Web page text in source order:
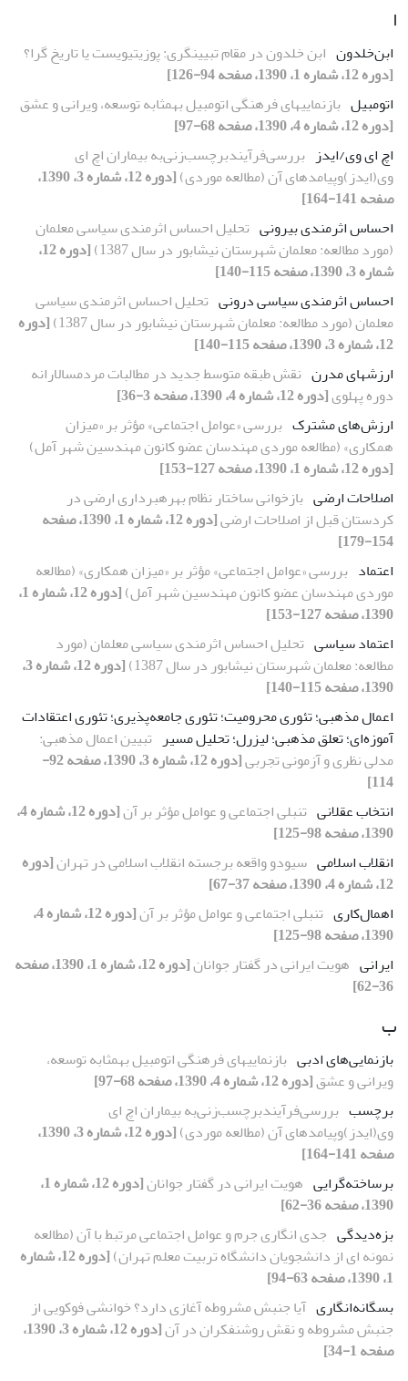
ا
ابن‌خلدون ابن خلدون در مقام تبیینگرى: پوزیتیویست یا تاریخ گرا؟
[دوره 12، شماره 1، 1390، صفحه 94-126]
اتومبیل بازنمایىهاى فرهنگى اتومبیل بهمثابه توسعه، ویرانى و عشق
[دوره 12، شماره 4، 1390، صفحه 68-97]
اچ اى وى/ایدز بررسى‌فرآیندبرچسب‌زنى‌به بیماران اچ اى
وى(ایدز)وپیامدهاى آن (مطالعه موردى)
[دوره 12، شماره 3، 1390،
صفحه 141-164]
احساس اثرمندى بیرونى تحلیل احساس اثرمندى سیاسى معلمان
(مورد مطالعه: معلمان شهرستان نیشابور در سال 1387)
[دوره 12،
شماره 3، 1390، صفحه 115-140]
احساس اثرمندى سیاسى درونى تحلیل احساس اثرمندى سیاسى
معلمان (مورد مطالعه: معلمان شهرستان نیشابور در سال 1387)
[دوره
12، شماره 3، 1390، صفحه 115-140]
ارزشهاى مدرن نقش طبقه متوسط جدید در مطالبات مردمسالارانه
دوره پهلوى[دوره 12، شماره 4، 1390، صفحه 3-36]
ارزش‌هاى مشترک بررسى «عوامل اجتماعى» مؤثر بر «میزان
همکارى» (مطالعه موردى مهندسان عضو کانون مهندسین شهر آمل)
[دوره 12، شماره 1، 1390، صفحه 127-153]
اصلاحات ارضى بازخوانى ساختار نظام بهرهبردارى ارضى در
کردستان قبل از اصلاحات ارضى
[دوره 12، شماره 1، 1390، صفحه
154-179]
اعتماد بررسى «عوامل اجتماعى» مؤثر بر «میزان همکارى» (مطالعه
موردى مهندسان عضو کانون مهندسین شهر آمل)
[دوره 12، شماره 1،
1390، صفحه 127-153]
اعتماد سیاسى تحلیل احساس اثرمندى سیاسى معلمان (مورد
مطالعه: معلمان شهرستان نیشابور در سال 1387)
[دوره 12، شماره 3،
1390، صفحه 115-140]
اعمال مذهبى؛ تئورى محرومیت؛ تئورى جامعه‌پذیرى؛ تئورى اعتقادات
آموزه‌اى؛ تعلق مذهبى؛ لیزرل؛ تحلیل مسیر تبیین اعمال مذهبى:
مدلى نظرى و آزمونى تجربى
[دوره 12، شماره 3، 1390، صفحه 92-
114]
انتخاب عقلانى تنبلى اجتماعى و عوامل مؤثر بر آن
[دوره 12، شماره 4،
1390، صفحه 98-125]
انقلاب اسلامى سىودو واقعه برجسته انقلاب اسلامى در تهران[دوره
12، شماره 4، 1390، صفحه 37-67]
اهمال‌کارى تنبلى اجتماعى و عوامل مؤثر بر آن
[دوره 12، شماره 4،
1390، صفحه 98-125]
ایرانى هویت ایرانى در گفتار جوانان
[دوره 12، شماره 1، 1390، صفحه
36-62]
ب
بازنمایى‌هاى ادبى بازنمایىهاى فرهنگى اتومبیل بهمثابه توسعه،
ویرانى و عشق[دوره 12، شماره 4، 1390، صفحه 68-97]
برچسب بررسى‌فرآیندبرچسب‌زنى‌به بیماران اچ اى
وى(ایدز)وپیامدهاى آن (مطالعه موردى)
[دوره 12، شماره 3، 1390،
صفحه 141-164]
برساخته‌گرایى هویت ایرانى در گفتار جوانان
[دوره 12، شماره 1،
1390، صفحه 36-62]
بزه‌دیدگى جدى انگارى جرم و عوامل اجتماعى مرتبط با آن (مطالعه
نمونه اى از دانشجویان دانشگاه تربیت معلم تهران)
[دوره 12، شماره
1، 1390، صفحه 63-94]
بسگانه‌انگارى آیا جنبش مشروطه آغازى دارد؟ خوانشى فوکویى از
جنبش مشروطه و نقش روشنفکران در آن
[دوره 12، شماره 3، 1390،
صفحه 1-34]